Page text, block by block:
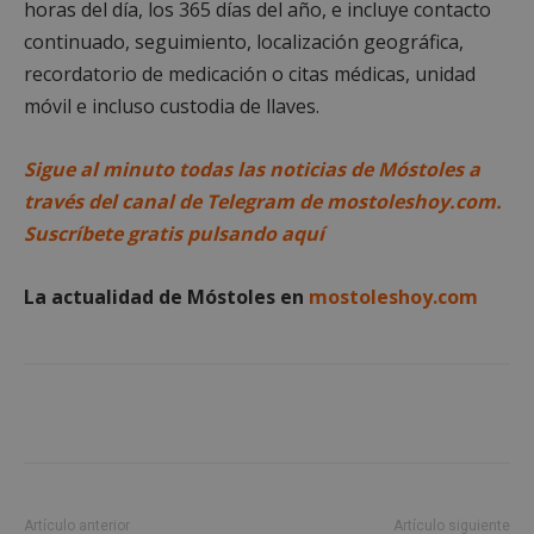
horas del día, los 365 días del año, e incluye contacto
continuado, seguimiento, localización geográfica,
recordatorio de medicación o citas médicas, unidad
móvil e incluso custodia de llaves.
Sigue al minuto todas las noticias de Móstoles a
través del canal de Telegram de mostoleshoy.com.
Suscríbete gratis pulsando aquí
La actualidad de Móstoles en mostoleshoy.com
Artículo anterior Artículo siguiente
Cookies de funcionalidad
Cookies no clasificadas
Las cookies estrictamente necesarias permiten la
El sitio web no se puede utilizar correctamente sin
Nombre
Proveedor
Dominio
.x.com
56
mostoleshoy.com
días